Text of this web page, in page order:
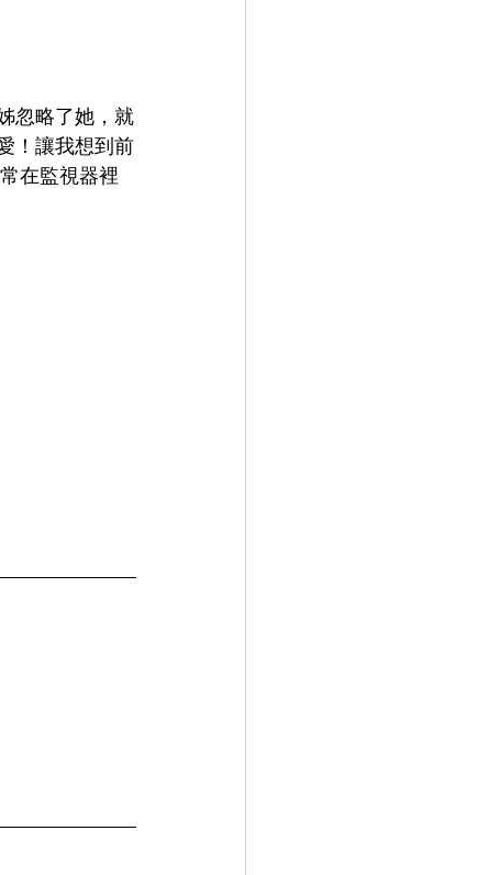
忽略了她，就
！讓我想到前
在監視器裡